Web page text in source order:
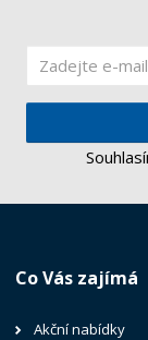
Co Vás zajímá
Akční nabídky